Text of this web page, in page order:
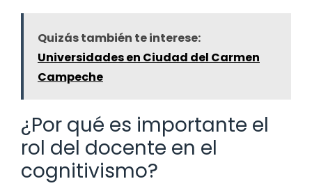
Quizás también te interese:
Universidades en Ciudad del Carmen
Campeche
¿Por qué es importante el
rol del docente en el
cognitivismo?